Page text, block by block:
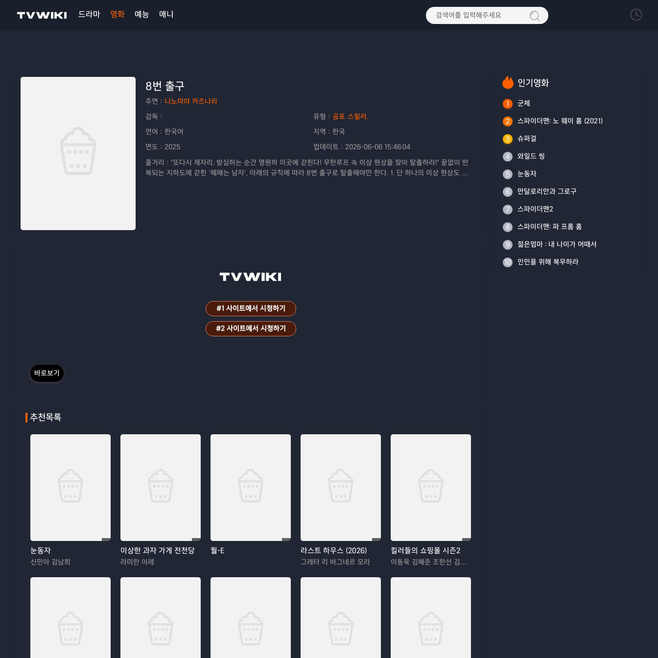
드라마 영화 예능 애니
8번 출구
주연： 니노미야 카즈나리
감독：
유형： 공포 스릴러.
언어： 한국어 지역： 한국
연도： 2025 업데이트： 2026-06-06 15:46:04
줄거리： "또다시 제자리. 방심하는 순간 영원히 이곳에 갇힌다! 무한루프 속 이상 현상을 찾아 탈출하라!" 끝없이 반
복되는 지하도에 갇힌 ‘헤매는 남자’, 아래의 규칙에 따라 8번 출구로 탈출해야만 한다. 1. 단 하나의 이상 현상도 놓
#1 사이트에서 시청하기
#2 사이트에서 시청하기
바로보기
추천목록
눈동자
신민아 김남희
이상한 과자 가게 전천당
라미란 이레
월-E 라스트 하우스 (2026)
그레타 리 바그네르 모라
킬러들의 쇼핑몰 시즌2
이동욱 김혜준 조한선 김해나
인기영화
1 군체
2 스파이더맨: 노 웨이 홈 (2021)
3 슈퍼걸
4 와일드 씽
5 눈동자
6 만달로리안과 그로구
7 스파이더맨2
8 스파이더맨: 파 프롬 홈
9 젊은엄마 : 내 나이가 어때서
10 인민을 위해 복무하라